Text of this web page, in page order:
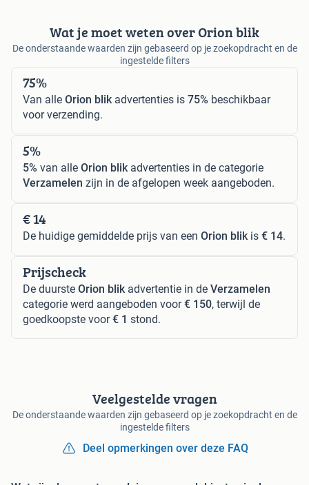
Wat je moet weten over Orion blik
De onderstaande waarden zijn gebaseerd op je zoekopdracht en de
ingestelde filters
75%
Van alle Orion blik advertenties is 75% beschikbaar
voor verzending.
5%
5% van alle Orion blik advertenties in de categorie
Verzamelen zijn in de afgelopen week aangeboden.
€ 14
De huidige gemiddelde prijs van een Orion blik is € 14.
Prijscheck
De duurste Orion blik advertentie in de Verzamelen
categorie werd aangeboden voor€ 150, terwijl de
goedkoopste voor€ 1 stond.
Veelgestelde vragen
De onderstaande waarden zijn gebaseerd op je zoekopdracht en de
ingestelde filters
Deel opmerkingen over deze FAQ